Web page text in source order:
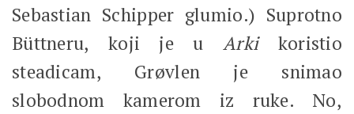
Sebastian Schipper glumio.) Suprotno
Büttneru, koji je uArkikoristio
steadicam, Grøvlen je snimao
slobodnom kamerom iz ruke. No,